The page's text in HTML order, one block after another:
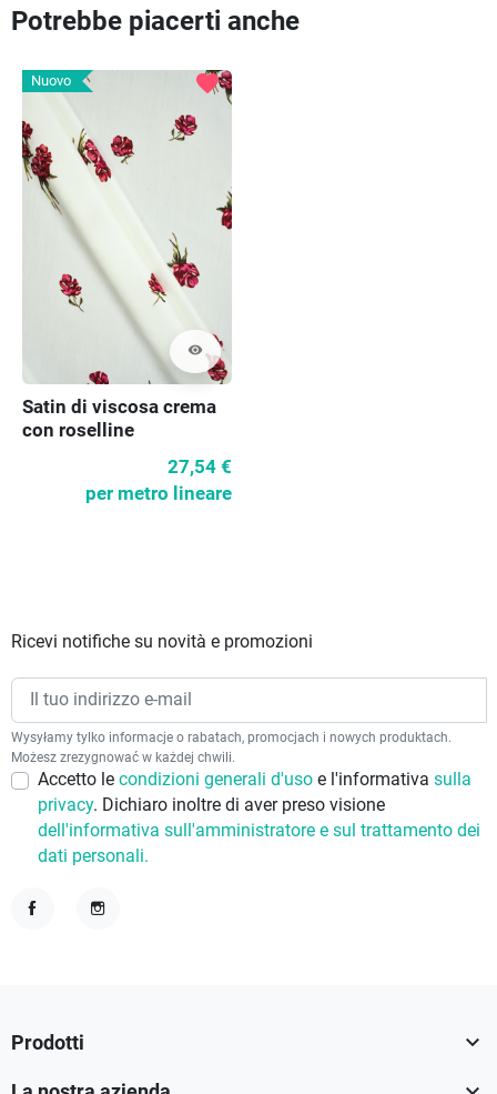
Potrebbe piacerti anche
Nuovo
visibility
favorite
Satin di viscosa crema
con roselline
27,54 €
per metro lineare
Ricevi notifiche su novità e promozioni
Wysyłamy tylko informacje o rabatach, promocjach i nowych produktach.
Możesz zrezygnować w każdej chwili.
Accetto le condizioni generali d'uso e l'informativa sulla
privacy. Dichiaro inoltre di aver preso visione
dell'informativa sull'amministratore e sul trattamento dei
dati personali.
Prodotti 